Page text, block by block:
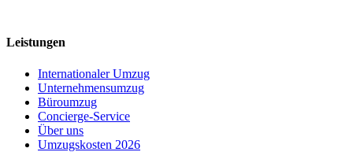
Leistungen
Internationaler Umzug
Unternehmensumzug
Büroumzug
Concierge-Service
Über uns
Umzugskosten 2026